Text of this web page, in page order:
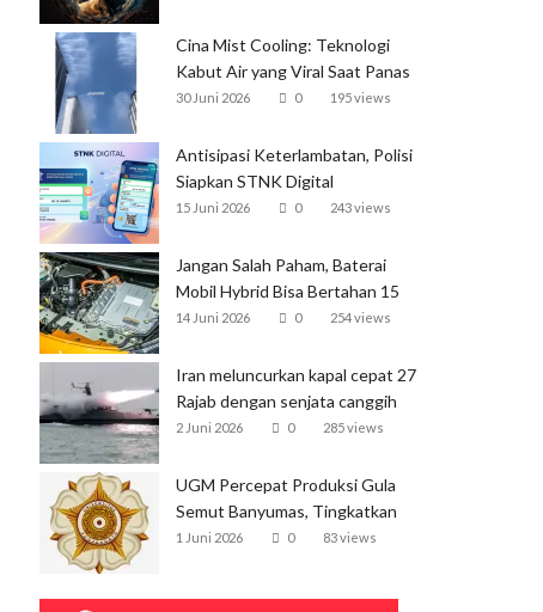
Cina Mist Cooling: Teknologi
Kabut Air yang Viral Saat Panas
Ekstrem
30 Juni 2026 0 195 views
Antisipasi Keterlambatan, Polisi
Siapkan STNK Digital
15 Juni 2026 0 243 views
Jangan Salah Paham, Baterai
Mobil Hybrid Bisa Bertahan 15
Tahun
14 Juni 2026 0 254 views
Iran meluncurkan kapal cepat 27
Rajab dengan senjata canggih
dan kecepatan tinggi
2 Juni 2026 0 285 views
UGM Percepat Produksi Gula
Semut Banyumas, Tingkatkan
Ekspor
1 Juni 2026 0 83 views